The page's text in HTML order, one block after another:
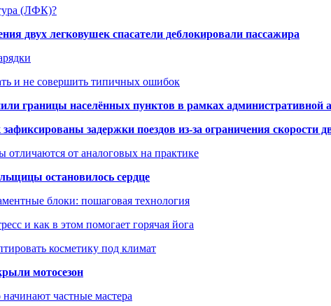
(ЛФК)?
двух легковушек спасатели деблокировали пассажира
и не совершить типичных ошибок
границы населённых пунктов в рамках административной
задержки поездов из-за ограничения скорости
от аналоговых на практике
остановилось сердце
блоки: пошаговая технология
и как в этом помогает горячая йога
косметику под климат
мотосезон
частные мастера